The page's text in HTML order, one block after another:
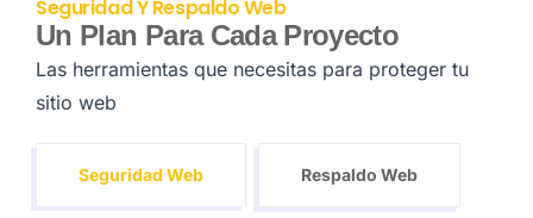
Seguridad Y Respaldo Web
Un Plan Para Cada Proyecto
Las herramientas que necesitas para proteger tu
sitio web
Seguridad Web Respaldo Web